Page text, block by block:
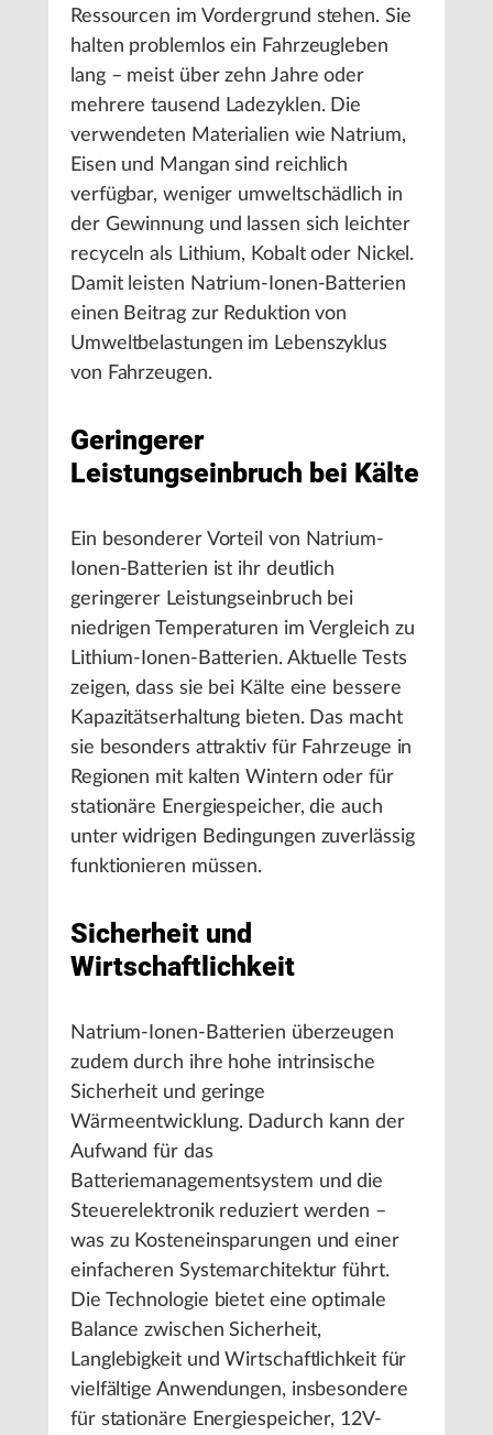
Ressourcen im Vordergrund stehen. Sie
halten problemlos ein Fahrzeugleben
lang – meist über zehn Jahre oder
mehrere tausend Ladezyklen. Die
verwendeten Materialien wie Natrium,
Eisen und Mangan sind reichlich
verfügbar, weniger umweltschädlich in
der Gewinnung und lassen sich leichter
recyceln als Lithium, Kobalt oder Nickel.
Damit leisten Natrium-Ionen-Batterien
einen Beitrag zur Reduktion von
Umweltbelastungen im Lebenszyklus
von Fahrzeugen.
Geringerer
Leistungseinbruch bei Kälte
Ein besonderer Vorteil von Natrium-
Ionen-Batterien ist ihr deutlich
geringerer Leistungseinbruch bei
niedrigen Temperaturen im Vergleich zu
Lithium-Ionen-Batterien. Aktuelle Tests
zeigen, dass sie bei Kälte eine bessere
Kapazitätserhaltung bieten. Das macht
sie besonders attraktiv für Fahrzeuge in
Regionen mit kalten Wintern oder für
stationäre Energiespeicher, die auch
unter widrigen Bedingungen zuverlässig
funktionieren müssen.
Sicherheit und
Wirtschaftlichkeit
Natrium-Ionen-Batterien überzeugen
zudem durch ihre hohe intrinsische
Sicherheit und geringe
Wärmeentwicklung. Dadurch kann der
Aufwand für das
Batteriemanagementsystem und die
Steuerelektronik reduziert werden –
was zu Kosteneinsparungen und einer
einfacheren Systemarchitektur führt.
Die Technologie bietet eine optimale
Balance zwischen Sicherheit,
Langlebigkeit und Wirtschaftlichkeit für
vielfältige Anwendungen, insbesondere
für stationäre Energiespeicher, 12V-